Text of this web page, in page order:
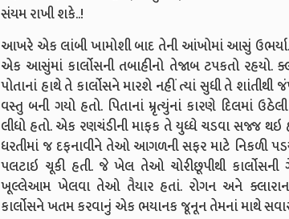
સંયમ રાખી શકે..!
આખરે એક લાંબી ખામોશી બાદ તેની આંખોમાં આસું ઉભર્યા.
એક આસુંમાં કાર્લોસની તબાહીનો તેજાબ ટપકતો રહયો.
પોતાનાં હાથે તે કાર્લોસને મારશે નહીં ત્યાં સુધી તે
વસ્તુ બની ગયો હતો. પિતાનાં મ્રૃત્યુંનાં કારણે દિલમાં
લીધો હતો. એક રણચંડીની માફક તે યુધ્ધે ચડવા સજ્જ થઇ
ધરતીમાં જ દફનાવીને તેઓ આગળની સફર માટે નિકળી
પલટાઇ ચૂકી હતી. જે ખેલ તેઓ ચોરીછૂપીથી
ખૂલ્લેઆમ ખેલવા તેઓ તૈયાર હતાં. રોગન અને ક્લારાનાં
કાર્લોસને ખતમ કરવાનું એક ભયાનક જૂનૂન તેમનાં માથે